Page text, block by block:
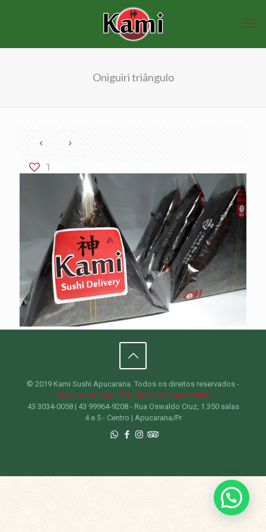
Oniguiri triângulo
1
© 2019 Kami Sushi Apucarana. Todos os direitos reservados -
Desenvolvido por: T.A. Studio Design Gráfico
43 3034-0058 | 43 99964-9208 - Rua Oswaldo Cruz, 1.350 salas
4 e 5 - Centro | Apucarana/Pr